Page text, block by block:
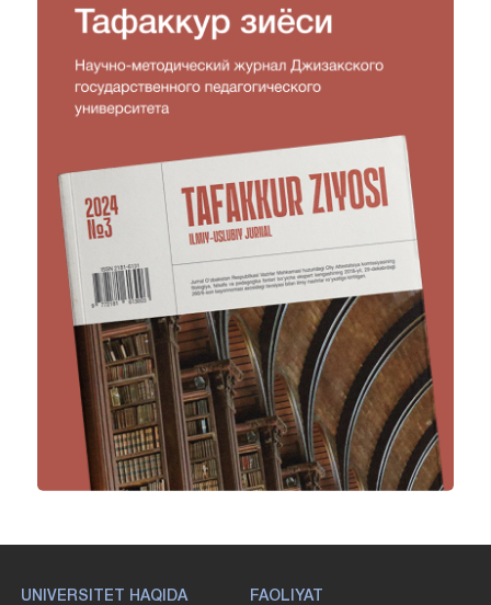
UNIVERSITET HAQIDA FAOLIYAT